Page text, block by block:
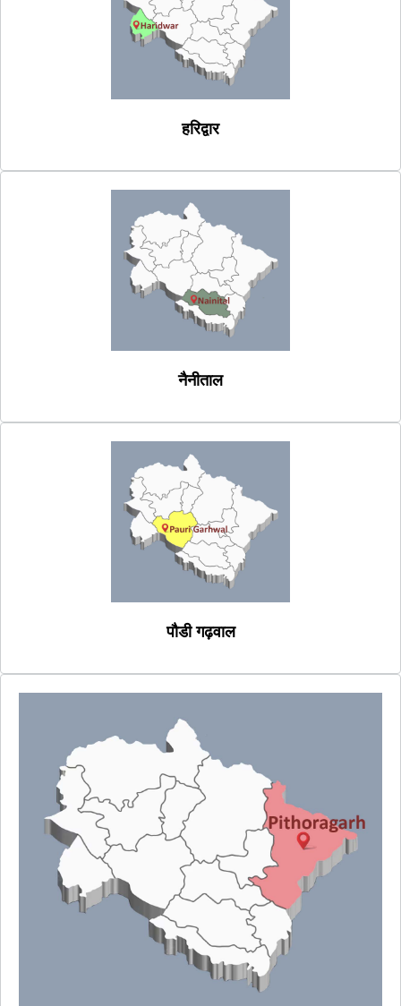
हरिद्वार
नैनीताल
पौडी गढ़वाल